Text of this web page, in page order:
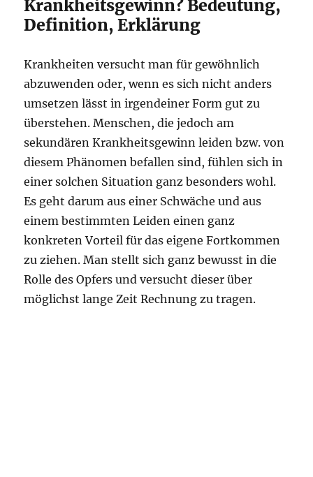
Krankheitsgewinn? Bedeutung,
Definition, Erklärung
Krankheiten versucht man für gewöhnlich
abzuwenden oder, wenn es sich nicht anders
umsetzen lässt in irgendeiner Form gut zu
überstehen. Menschen, die jedoch am
sekundären Krankheitsgewinn leiden bzw. von
diesem Phänomen befallen sind, fühlen sich in
einer solchen Situation ganz besonders wohl.
Es geht darum aus einer Schwäche und aus
einem bestimmten Leiden einen ganz
konkreten Vorteil für das eigene Fortkommen
zu ziehen. Man stellt sich ganz bewusst in die
Rolle des Opfers und versucht dieser über
möglichst lange Zeit Rechnung zu tragen.